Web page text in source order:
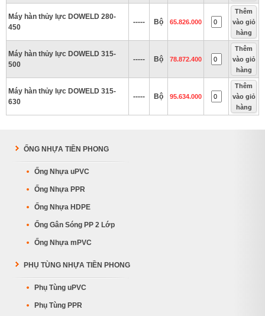
Máy hàn thủy lực DOWELD 280-
450
----- Bộ 65.826.000
Thêm
vào giỏ
hàng
Máy hàn thủy lực DOWELD 315-
500
----- Bộ 78.872.400
Thêm
vào giỏ
hàng
Máy hàn thủy lực DOWELD 315-
630
----- Bộ 95.634.000
Thêm
vào giỏ
hàng
ỐNG NHỰA TIỀN PHONG
Ống Nhựa uPVC
Ống Nhựa PPR
Ống Nhựa HDPE
Ống Gân Sóng PP 2 Lớp
Ống Nhựa mPVC
PHỤ TÙNG NHỰA TIỀN PHONG
Phụ Tùng uPVC
Phụ Tùng PPR